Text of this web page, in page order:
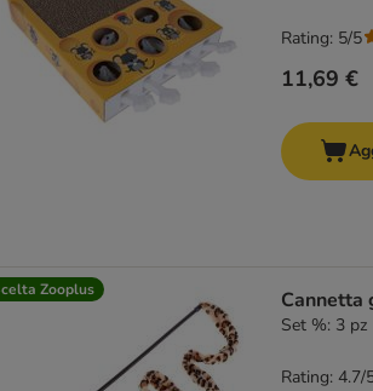
11,69 €
Rating: 5/5
Zooplus Cannetta
Set %: 3 pz
Rating: 4.7/